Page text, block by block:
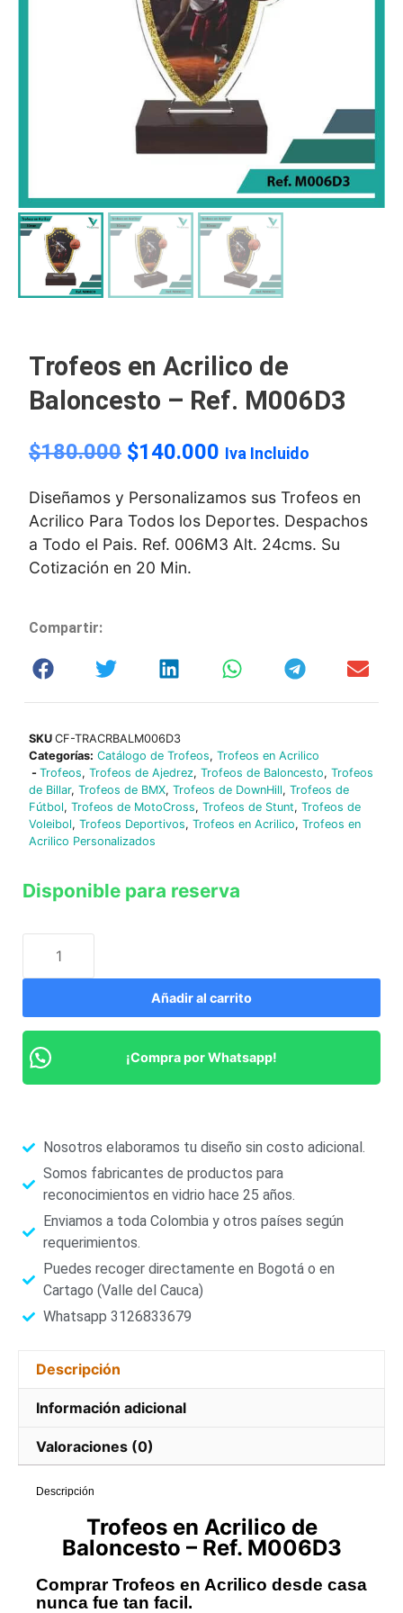
Trofeos en Acrilico de
Baloncesto – Ref. M006D3
$180.000 $140.000 Iva Incluido
Diseñamos y Personalizamos sus Trofeos en
Acrilico Para Todos los Deportes. Despachos
a Todo el Pais. Ref. 006M3 Alt. 24cms. Su
Cotización en 20 Min.
Compartir:
SKU CF-TRACRBALM006D3
Categorías: Catálogo de Trofeos, Trofeos en Acrilico
- Trofeos, Trofeos de Ajedrez, Trofeos de Baloncesto, Trofeos
de Billar, Trofeos de BMX, Trofeos de DownHill, Trofeos de
Fútbol, Trofeos de MotoCross, Trofeos de Stunt, Trofeos de
Voleibol, Trofeos Deportivos, Trofeos en Acrilico, Trofeos en
Acrilico Personalizados
Disponible para reserva
Añadir al carrito
¡Compra por Whatsapp!
Nosotros elaboramos tu diseño sin costo adicional.
Somos fabricantes de productos para
reconocimientos en vidrio hace 25 años.
Enviamos a toda Colombia y otros países según
requerimientos.
Puedes recoger directamente en Bogotá o en
Cartago (Valle del Cauca)
Whatsapp 3126833679
Descripción
Información adicional
Valoraciones (0)
Descripción
Trofeos en Acrilico de
Baloncesto – Ref. M006D3
Comprar Trofeos en Acrilico desde casa
nunca fue tan facil.